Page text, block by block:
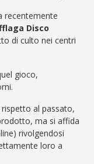
recentemente
Disco
di culto nei centri
gioco,
al passato,
ma si affida
rivolgendosi
loro a